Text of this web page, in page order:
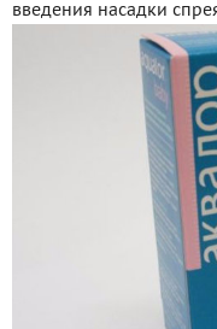
введения насадки